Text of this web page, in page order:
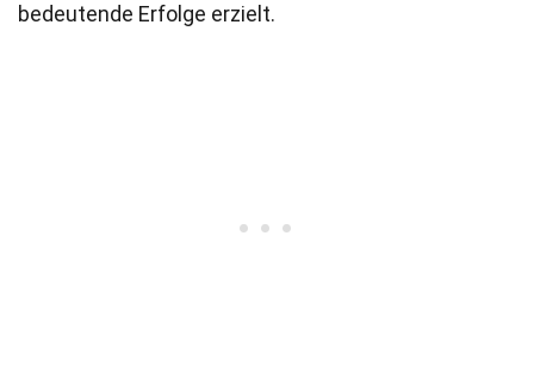
bedeutende Erfolge erzielt.